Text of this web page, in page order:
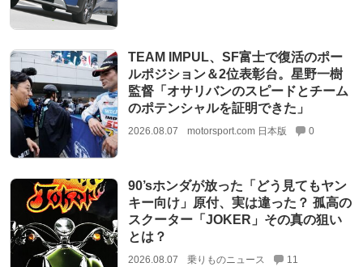
TEAM IMPUL、SF富士で復活のポー
ルポジション＆2位表彰台。星野一樹
監督「オサリバンのスピードとチーム
のポテンシャルを証明できた」
2026.08.07 motorsport.com 日本版 0
90’sホンダが放った「どう見てもヤン
キー向け」原付、実は違った？ 孤高の
スクーター「JOKER」その真の狙い
とは？
2026.08.07 乗りものニュース 11